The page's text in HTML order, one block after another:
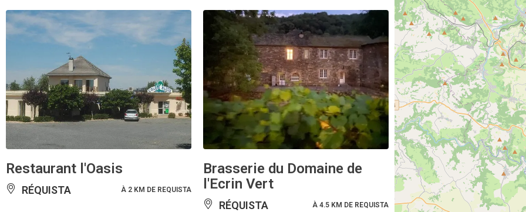
Restaurant l'Oasis
RÉQUISTA À 2 KM DE REQUISTA
Brasserie du Domaine de
l'Ecrin Vert
RÉQUISTA À 4.5 KM DE REQUISTA